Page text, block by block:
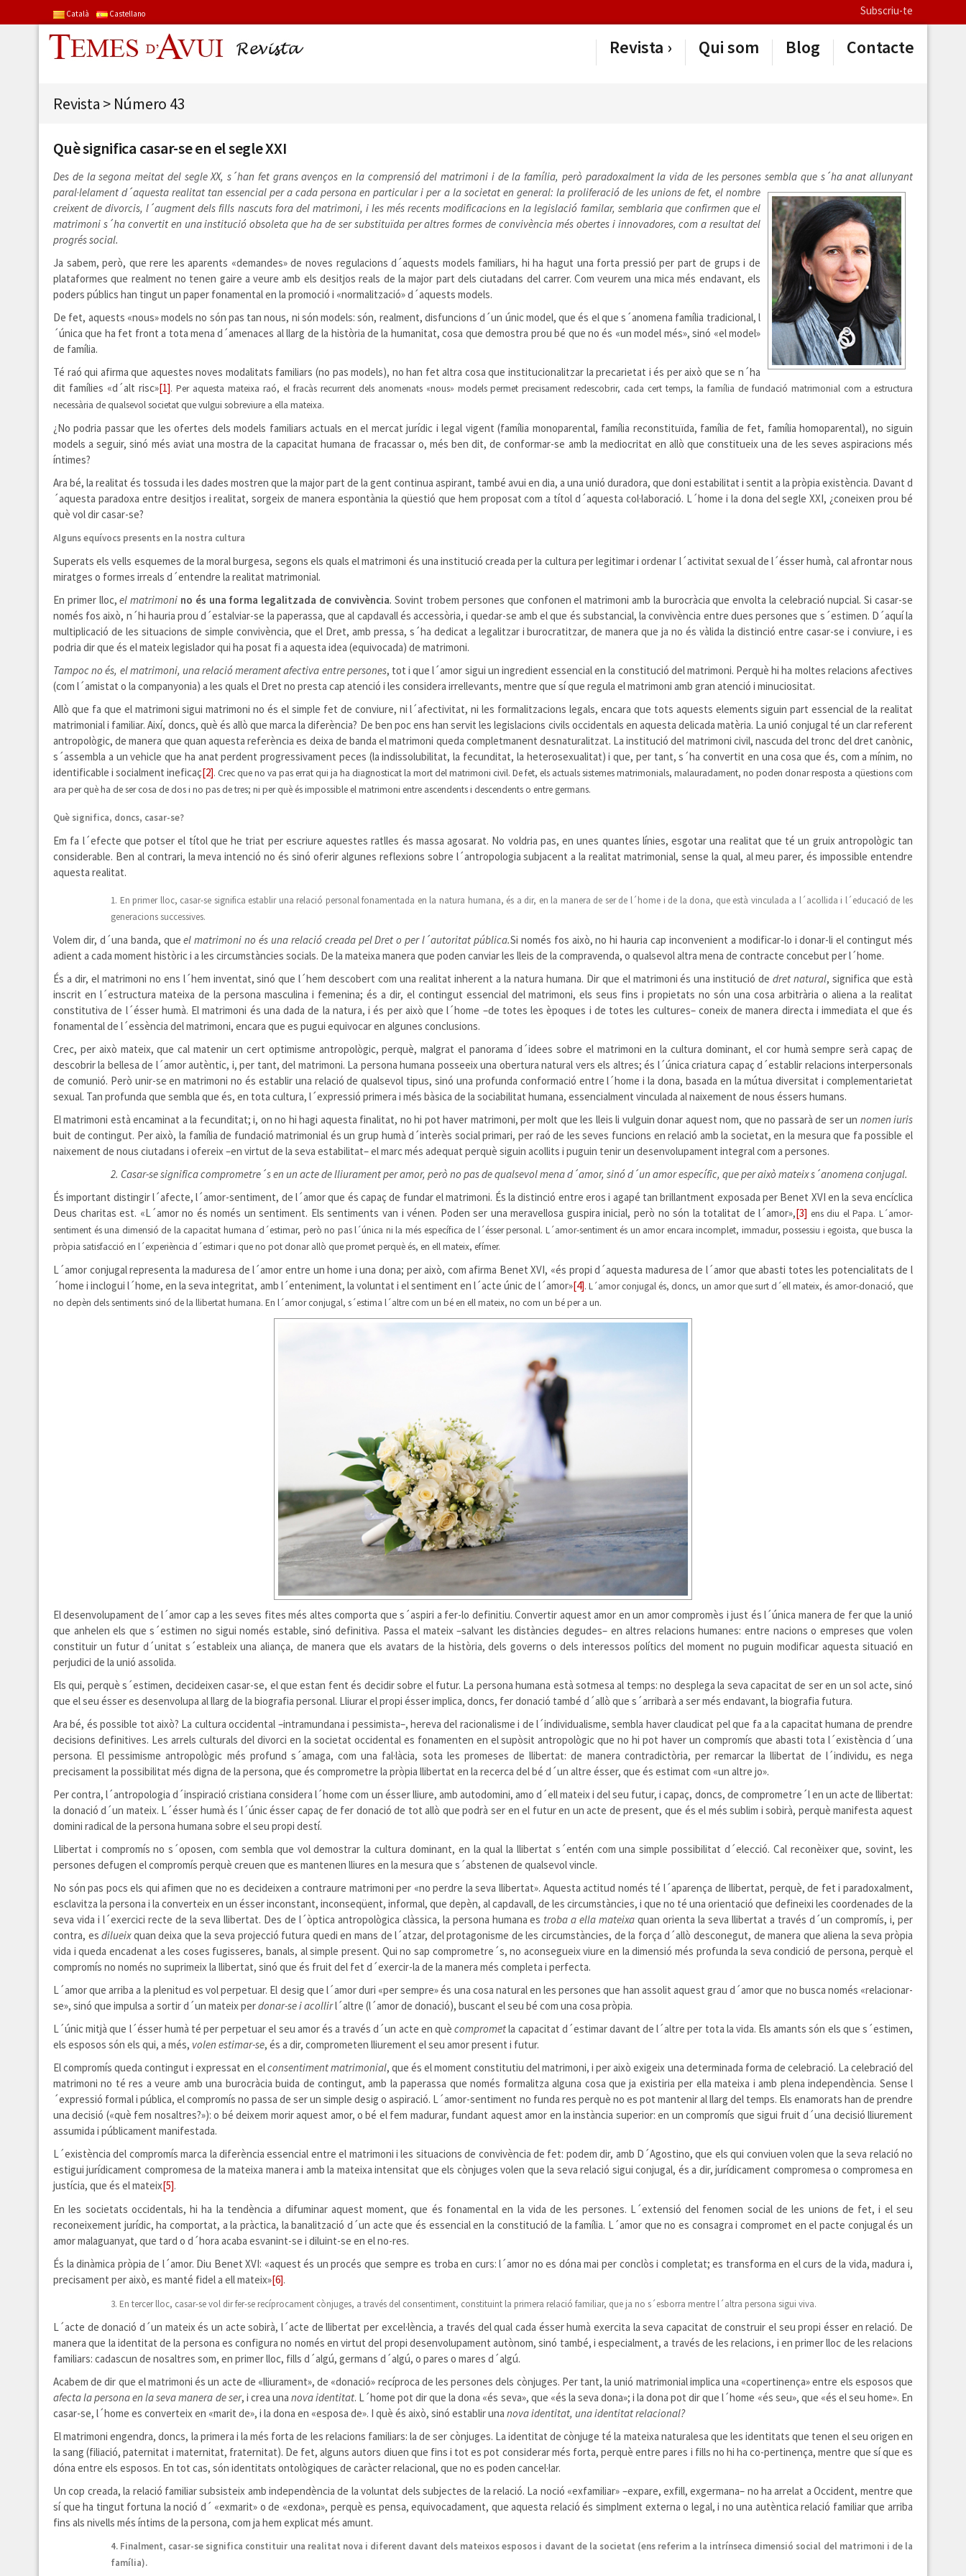
Català Castellano Subscriu-te
Revista Qui som Blog Contacte
Revista > Número 43
Què significa casar-se en el segle XXI
Des de la segona meitat del segle XX, s´han fet grans avenços en la comprensió del matrimoni i de la família, però paradoxalment la vida de les persones sembla que s´ha anat allunyant
paral·lelament d´aquesta realitat tan essencialper a cada persona en particular i per a la societat en general: la proliferació de les unions de fet, el nombre
creixent de divorcis, l´augment dels fills nascuts fora del matrimoni, i les més recents modificacions en la legislació familar, semblaria que confirmen que el
matrimoni s´ha convertit en una institució obsoleta que ha de ser substituïda per altres formes de convivència més obertes i innovadores, com a resultat del
progrés social.
Ja sabem, però, que rere les aparents «demandes» de noves regulacions d´aquests models familiars, hi ha hagut una forta pressió per part de grups i de
plataformes que realment no tenen gaire a veure amb els desitjos reals de la major part dels ciutadans del carrer. Com veurem una mica més endavant, els
poders públics han tingut un paper fonamental en la promoció i «normalització» d´aquests models.
De fet, aquests «nous» models no són pas tan nous, ni són models: són, realment, disfuncions d´un únic model, que és el que s´anomena família tradicional, l
´única que ha fet front a tota mena d´amenaces al llarg de la història de la humanitat, cosa que demostra prou bé que no és «un model més», sinó «el model»
de família.
Té raó qui afirma que aquestes noves modalitats familiars (no pas models), no han fet altra cosa que institucionalitzar la precarietat i és per això que se n´ha
dit famílies «d´alt risc»[1]. Per aquesta mateixa raó, el fracàs recurrent dels anomenats «nous» models permet precisament redescobrir, cada cert temps, la família de fundació matrimonial com a estructura
necessària de qualsevol societat que vulgui sobreviure a ella mateixa.
¿No podria passar que les ofertes dels models familiars actuals en el mercat jurídic i legal vigent (família monoparental, família reconstituïda, família de fet, família homoparental), no siguin
models a seguir, sinó més aviat una mostra de la capacitat humana de fracassar o, més ben dit, de conformar-se amb la mediocritat en allò que constitueix una de les seves aspiracions més
íntimes?
Ara bé, la realitat és tossuda i les dades mostren que la major part de la gent continua aspirant, també avui en dia, a una unió duradora, que doni estabilitat i sentit a la pròpia existència. Davant d
´aquesta paradoxa entre desitjos i realitat, sorgeix de manera espontània la qüestió que hem proposat com a títol d´aquesta col·laboració. L´home i la dona del segle XXI, ¿coneixen prou bé
què vol dir casar-se?
Alguns equívocs presents en la nostra cultura
Superats els vells esquemes de la moral burgesa, segons els quals el matrimoni és una institució creada per la cultura per legitimar i ordenar l´activitat sexual de l´ésser humà, cal afrontar nous
miratges o formes irreals d´entendre la realitat matrimonial.
En primer lloc,el matrimoni no és una forma legalitzada de convivència. Sovint trobem persones que confonen el matrimoni amb la burocràcia que envolta la celebració nupcial. Si casar-se
només fos això, n´hi hauria prou d´estalviar-se la paperassa, que al capdavall és accessòria, i quedar-se amb el que és substancial, la convivència entre dues persones que s´estimen. D´aquí la
multiplicació de les situacions de simple convivència, que el Dret, amb pressa, s´ha dedicat a legalitzar i burocratitzar, de manera que ja no és vàlida la distinció entre casar-se i conviure, i es
podria dir que és el mateix legislador qui ha posat fi a aquesta idea (equivocada) de matrimoni.
Tampoc no és, el matrimoni, una relació merament afectiva entre persones, tot i que l´amor sigui un ingredient essencial en la constitució del matrimoni. Perquè hi ha moltes relacions afectives
(com l´amistat o la companyonia) a les quals el Dret no presta cap atenció i les considera irrellevants, mentre que sí que regula el matrimoni amb gran atenció i minuciositat.
Allò que fa que el matrimoni sigui matrimoni no és el simple fet de conviure, ni l´afectivitat, ni les formalitzacions legals, encara que tots aquests elements siguin part essencial de la realitat
matrimonial i familiar. Així, doncs, què és allò que marca la diferència? De ben poc ens han servit les legislacions civils occidentals en aquesta delicada matèria. La unió conjugal té un clar referent
antropològic, de manera que quan aquesta referència es deixa de banda el matrimoni queda completmanent desnaturalitzat. La institució del matrimoni civil, nascuda del tronc del dret canònic,
s´assembla a un vehicle que ha anat perdent progressivament peces (la indissolubilitat, la fecunditat, la heterosexualitat) i que, per tant, s´ha convertit en una cosa que és, com a mínim, no
identificable i socialment ineficaç[2]. Crec que no va pas errat qui ja ha diagnosticat la mort del matrimoni civil. De fet, els actuals sistemes matrimonials, malauradament, no poden donar resposta a qüestions com
ara per què ha de ser cosa de dos i no pas de tres; ni per què és impossible el matrimoni entre ascendents i descendents o entre germans.
Què significa, doncs, casar-se?
Em fa l´efecte que potser el títol que he triat per escriure aquestes ratlles és massa agosarat. No voldria pas, en unes quantes línies, esgotar una realitat que té un gruix antropològic tan
considerable. Ben al contrari, la meva intenció no és sinó oferir algunes reflexions sobre l´antropologia subjacent a la realitat matrimonial, sense la qual, al meu parer, és impossible entendre
aquesta realitat.
1. En primer lloc, casar-se significa establir una relació personal fonamentada en la natura humana, és a dir, en la manera de ser de l´home i de la dona, que està vinculada a l´acollida i l´educació de les
generacions successives.
Volem dir, d´una banda, queel matrimoni no és una relació creada pel Dret o per l´autoritat pública.Si només fos això, no hi hauria cap inconvenient a modificar-lo i donar-li el contingut més
adient a cada moment històric i a les circumstàncies socials. De la mateixa manera que poden canviar les lleis de la compravenda, o qualsevol altra mena de contracte concebut per l´home.
És a dir, el matrimoni no ens l´hem inventat, sinó que l´hem descobert com una realitat inherent a la natura humana. Dir que el matrimoni és una institució dedret natural, significa que està
inscrit en l´estructura mateixa de la persona masculina i femenina; és a dir, el contingut essencial del matrimoni, els seus fins i propietats no són una cosa arbitrària o aliena a la realitat
constitutiva de l´ésser humà. El matrimoni és una dada de la natura, i és per això que l´home –de totes les èpoques i de totes les cultures– coneix de manera directa i immediata el que és
fonamental de l´essència del matrimoni, encara que es pugui equivocar en algunes conclusions.
Crec, per això mateix, que cal matenir un cert optimisme antropològic, perquè, malgrat el panorama d´idees sobre el matrimoni en la cultura dominant, el cor humà sempre serà capaç de
descobrir la bellesa de l´amor autèntic, i, per tant, del matrimoni. La persona humana posseeix una obertura natural vers els altres; és l´única criatura capaç d´establir relacions interpersonals
de comunió. Però unir-se en matrimoni no és establir una relació de qualsevol tipus, sinó una profunda conformació entre l´home i la dona, basada en la mútua diversitat i complementarietat
sexual. Tan profunda que sembla que és, en tota cultura, l´expressió primera i més bàsica de la sociabilitat humana, essencialment vinculada al naixement de nous éssers humans.
El matrimoni està encaminat a la fecunditat; i, on no hi hagi aquesta finalitat, no hi pot haver matrimoni, per molt que les lleis li vulguin donar aquest nom, que no passarà de ser un nomen iuris
buit de contingut. Per això, la família de fundació matrimonial és un grup humà d´interès social primari, per raó de les seves funcions en relació amb la societat, en la mesura que fa possible el
naixement de nous ciutadans i ofereix –en virtut de la seva estabilitat– el marc més adequat perquè siguin acollits i puguin tenir un desenvolupament integral com a persones.
2. Casar-se significa comprometre´s en un acte de lliurament per amor, però no pas de qualsevol mena d´amor, sinó d´un amor específic, que per això mateix s´anomena conjugal.
És important distingir l´afecte, l´amor-sentiment, de l´amor que és capaç de fundar el matrimoni. És la distinció entre eros i agapé tan brillantment exposada per Benet XVI en la seva encíclica
Deus charitas est. «L´amor no és només un sentiment. Els sentiments van i vénen. Poden ser una meravellosa guspira inicial, però no són la totalitat de l´amor»,[3] ens diu el Papa. L´amor-
sentiment és una dimensió de la capacitat humana d´estimar, però no pas l´única ni la més específica de l´ésser personal. L´amor-sentiment és un amor encara incomplet, immadur, possessiu i egoista, que busca la
pròpia satisfacció en l´experiència d´estimar i que no pot donar allò que promet perquè és, en ell mateix, efímer.
L´amor conjugal representa la maduresa de l´amor entre un home i una dona; per això, com afirma Benet XVI, «és propi d´aquesta maduresa de l´amor que abasti totes les potencialitats de l
´home i inclogui l´home, en la seva integritat, amb l´enteniment, la voluntat i el sentiment en l´acte únic de l´amor»[4]. L´amor conjugal és, doncs, un amor que surt d´ell mateix, és amor-donació, que
no depèn dels sentiments sinó de la llibertat humana. En l´amor conjugal, s´estima l´altre com un bé en ell mateix, no com un bé per a un.
El desenvolupament de l´amor cap a les seves fites més altes comporta que s´aspiri a fer-lo definitiu. Convertir aquest amor en un amor compromès i just és l´única manera de fer que la unió
que anhelen els que s´estimen no sigui només estable, sinó definitiva. Passa el mateix –salvant les distàncies degudes– en altres relacions humanes: entre nacions o empreses que volen
constituir un futur d´unitat s´estableix una aliança, de manera que els avatars de la història, dels governs o dels interessos polítics del moment no puguin modificar aquesta situació en
perjudici de la unió assolida.
Els qui, perquè s´estimen, decideixen casar-se, el que estan fent és decidir sobre el futur. La persona humana està sotmesa al temps: no desplega la seva capacitat de ser en un sol acte, sinó
que el seu ésser es desenvolupa al llarg de la biografia personal. Lliurar el propi ésser implica, doncs, fer donació també d´allò que s´arribarà a ser més endavant, la biografia futura.
Ara bé, és possible tot això? La cultura occidental –intramundana i pessimista–, hereva del racionalisme i de l´individualisme, sembla haver claudicat pel que fa a la capacitat humana de prendre
decisions definitives. Les arrels culturals del divorci en la societat occidental es fonamenten en el supòsit antropològic que no hi pot haver un compromís que abasti tota l´existència d´una
persona. El pessimisme antropològic més profund s´amaga, com una fal·làcia, sota les promeses de llibertat: de manera contradictòria, per remarcar la llibertat de l´individu, es nega
precisament la possibilitat més digna de la persona, que és comprometre la pròpia llibertat en la recerca del bé d´un altre ésser, que és estimat com «un altre jo».
Per contra, l´antropologia d´inspiració cristiana considera l´home com un ésser lliure, amb autodomini, amo d´ell mateix i del seu futur, i capaç, doncs, de comprometre´l en un acte de llibertat:
la donació d´un mateix. L´ésser humà és l´únic ésser capaç de fer donació de tot allò que podrà ser en el futur en un acte de present, que és el més sublim i sobirà, perquè manifesta aquest
domini radical de la persona humana sobre el seu propi destí.
Llibertat i compromís no s´oposen, com sembla que vol demostrar la cultura dominant, en la qual la llibertat s´entén com una simple possibilitat d´elecció. Cal reconèixer que, sovint, les
persones defugen el compromís perquè creuen que es mantenen lliures en la mesura que s´abstenen de qualsevol vincle.
No són pas pocs els qui afimen que no es decideixen a contraure matrimoni per «no perdre la seva llibertat». Aquesta actitud només té l´aparença de llibertat, perquè, de fet i paradoxalment,
esclavitza la persona i la converteix en un ésser inconstant, inconseqüent, informal, que depèn, al capdavall, de les circumstàncies, i que no té una orientació que defineixi les coordenades de la
seva vida i l´exercici recte de la seva llibertat. Des de l´òptica antropològica clàssica, la persona humana es troba a ella mateixa quan orienta la seva llibertat a través d´un compromís, i, per
contra, esdilueixquan deixa que la seva projecció futura quedi en mans de l´atzar, del protagonisme de les circumstàncies, de la força d´allò desconegut, de manera que aliena la seva pròpia
vida i queda encadenat a les coses fugisseres, banals, al simple present. Qui no sap comprometre´s, no aconsegueix viure en la dimensió més profunda la seva condició de persona, perquè el
compromís no només no suprimeix la llibertat, sinó que és fruit del fet d´exercir-la de la manera més completa i perfecta.
L´amor que arriba a la plenitud es vol perpetuar. El desig que l´amor duri «per sempre» és una cosa natural en les persones que han assolit aquest grau d´amor que no busca només «relacionar-
se», sinó que impulsa a sortir d´un mateix perdonar-se i acollirl´altre (l´amor de donació), buscant el seu bé com una cosa pròpia.
L´únic mitjà que l´ésser humà té per perpetuar el seu amor és a través d´un acte en quècomprometla capacitat d´estimar davant de l´altre per tota la vida. Els amants són els que s´estimen,
els esposos són els qui, a més, volen estimar-se, és a dir, comprometen lliurement el seu amor present i futur.
El compromís queda contingut i expressat en elconsentiment matrimonial, que és el moment constitutiu del matrimoni, i per això exigeix una determinada forma de celebració. La celebració del
matrimoni no té res a veure amb una burocràcia buida de contingut, amb la paperassa que només formalitza alguna cosa que ja existiria per ella mateixa i amb plena independència. Sense l
´expressió formal i pública, el compromís no passa de ser un simple desig o aspiració. L´amor-sentiment no funda res perquè no es pot mantenir al llarg del temps. Els enamorats han de prendre
una decisió («què fem nosaltres?»): o bé deixem morir aquest amor, o bé el fem madurar, fundant aquest amor en la instància superior: en un compromís que sigui fruit d´una decisió lliurement
assumida i públicament manifestada.
L´existència del compromís marca la diferència essencial entre el matrimoni i les situacions de convivència de fet: podem dir, amb D´Agostino, que els qui conviuen volen que la seva relació no
estigui jurídicament compromesa de la mateixa manera i amb la mateixa intensitat que els cònjuges volen que la seva relació sigui conjugal, és a dir, jurídicament compromesa o compromesa en
justícia, que és el mateix[5].
En les societats occidentals, hi ha la tendència a difuminar aquest moment, que és fonamental en la vida de les persones. L´extensió del fenomen social de les unions de fet, i el seu
reconeixement jurídic, ha comportat, a la pràctica, la banalització d´un acte que és essencial en la constitució de la família. L´amor que no es consagra i compromet en el pacte conjugal és un
amor malaguanyat, que tard o d´hora acaba esvanint-se i diluint-se en el no-res.
És la dinàmica pròpia de l´amor. Diu Benet XVI: «aquest és un procés que sempre es troba en curs: l´amor no es dóna mai per conclòs i completat; es transforma en el curs de la vida, madura i,
precisament per això, es manté fidel a ell mateix»[6].
3. En tercer lloc, casar-se vol dir fer-se recíprocament cònjuges, a través del consentiment, constituint la primera relació familiar, que ja no s´esborra mentre l´altra persona sigui viva.
L´acte de donació d´un mateix és un acte sobirà, l´acte de llibertat per excel·lència, a través del qual cada ésser humà exercita la seva capacitat de construir el seu propi ésser en relació. De
manera que la identitat de la persona es configura no només en virtut del propi desenvolupament autònom, sinó també, i especialment, a través de les relacions, i en primer lloc de les relacions
familiars: cadascun de nosaltres som, en primer lloc, fills d´algú, germans d´algú, o pares o mares d´algú.
Acabem de dir que el matrimoni és un acte de «lliurament», de «donació» recíproca de les persones dels cònjuges. Per tant, la unió matrimonial implica una «copertinença» entre els esposos que
afecta la persona en la seva manera de ser, i crea una nova identitat. L´home pot dir que la dona «és seva», que «és la seva dona»; i la dona pot dir que l´home «és seu», que «és el seu home». En
casar-se, l´home es converteix en «marit de», i la dona en «esposa de». I què és això, sinó establir una nova identitat, una identitat relacional?
El matrimoni engendra, doncs, la primera i la més forta de les relacions familiars: la de ser cònjuges. La identitat de cònjuge té la mateixa naturalesa que les identitats que tenen el seu origen en
la sang (filiació, paternitat i maternitat, fraternitat). De fet, alguns autors diuen que fins i tot es pot considerar més forta, perquè entre pares i fills no hi ha co-pertinença, mentre que sí que es
dóna entre els esposos. En tot cas, són identitats ontològiques de caràcter relacional, que no es poden cancel·lar.
Un cop creada, la relació familiar subsisteix amb independència de la voluntat dels subjectes de la relació. La noció «exfamiliar» –expare, exfill, exgermana– no ha arrelat a Occident, mentre que
sí que ha tingut fortuna la noció d´ «exmarit» o de «exdona», perquè es pensa, equivocadament, que aquesta relació és simplment externa o legal, i no una autèntica relació familiar que arriba
fins als nivells més íntims de la persona, com ja hem explicat més amunt.
4. Finalment, casar-se significa constituir una realitat nova i diferent davant dels mateixos esposos i davant de la societat (ens referim a la intrínseca dimensió social del matrimoni i de la
família).